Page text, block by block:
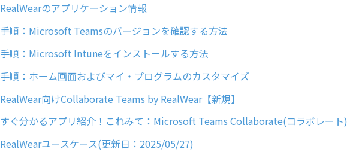
RealWearのアプリケーション情報
手順：Microsoft Teamsのバージョンを確認する方法
手順：Microsoft Intuneをインストールする方法
手順：ホーム画面およびマイ・プログラムのカスタマイズ
RealWear向けCollaborate Teams by RealWear【新規】
すぐ分かるアプリ紹介！これみて：Microsoft Teams Collaborate(コラボレート)
RealWearユースケース(更新日：2025/05/27)